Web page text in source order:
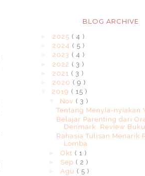
BLOG ARCHIVE
2025 ( 4 )
2024 ( 5 )
2023 ( 4 )
2022 ( 3 )
2021 ( 3 )
2020 ( 9 )
2019 ( 15 )
Nov ( 3 )
Tentang Menyia-nyiakan
Belajar Parenting dari
Denmark: Review
Rahasia Tulisan Menarik
Lomba
Okt ( 1 )
Sep ( 2 )
Agu ( 5 )